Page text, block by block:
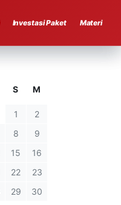
Investasi Paket Materi
S M
1
2
8
9
15
16
22
23
29
30